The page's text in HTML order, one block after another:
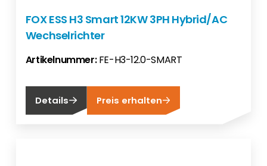
FOX ESS H3 Smart 12KW 3PH Hybrid/AC
Wechselrichter
Artikelnummer:FE-H3-12.0-SMART
Details Preis erhalten